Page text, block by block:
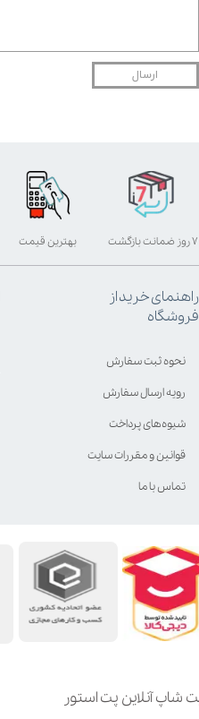
ارسال
شاپ آنلاین پت استور
بهترین قیمت ۷ روز ضمانت بازگشت
راهنمای خرید از
فروشگاه
نحوه ثبت سفارش
رویه ارسال سفارش
شیوه‌های پرداخت
قوانین و مقررات سایت
تماس با ما